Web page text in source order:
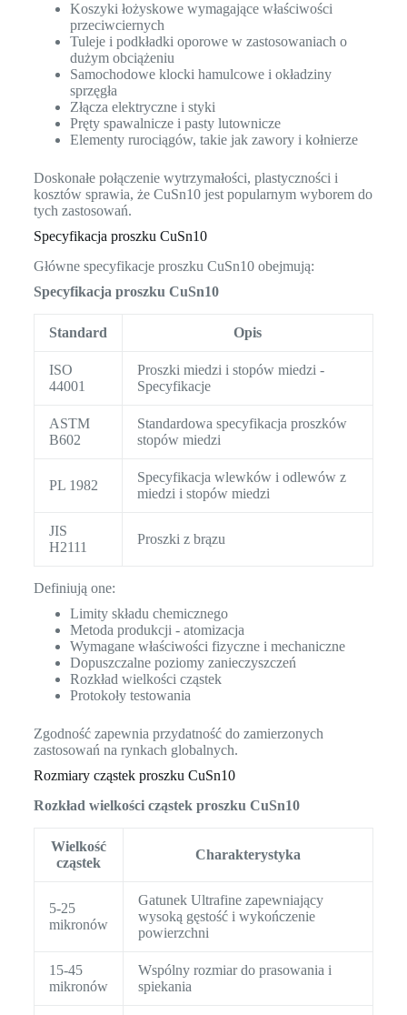
Koszyki łożyskowe wymagające właściwości
przeciwciernych
Tuleje i podkładki oporowe w zastosowaniach o
dużym obciążeniu
Samochodowe klocki hamulcowe i okładziny
sprzęgła
Złącza elektryczne i styki
Pręty spawalnicze i pasty lutownicze
Elementy rurociągów, takie jak zawory i kołnierze
Doskonałe połączenie wytrzymałości, plastyczności i
kosztów sprawia, że CuSn10 jest popularnym wyborem do
tych zastosowań.
Specyfikacja proszku CuSn10
Główne specyfikacje proszku CuSn10 obejmują:
Specyfikacja proszku CuSn10
Standard Opis
ISO
44001
Proszki miedzi i stopów miedzi -
Specyfikacje
ASTM
B602
Standardowa specyfikacja proszków
stopów miedzi
PL 1982
Specyfikacja wlewków i odlewów z
miedzi i stopów miedzi
JIS
H2111
Proszki z brązu
Definiują one:
Limity składu chemicznego
Metoda produkcji - atomizacja
Wymagane właściwości fizyczne i mechaniczne
Dopuszczalne poziomy zanieczyszczeń
Rozkład wielkości cząstek
Protokoły testowania
Zgodność zapewnia przydatność do zamierzonych
zastosowań na rynkach globalnych.
Rozmiary cząstek proszku CuSn10
Rozkład wielkości cząstek proszku CuSn10
Wielkość
cząstek
Charakterystyka
5-25
mikronów
Gatunek Ultrafine zapewniający
wysoką gęstość i wykończenie
powierzchni
15-45
mikronów
Wspólny rozmiar do prasowania i
spiekania